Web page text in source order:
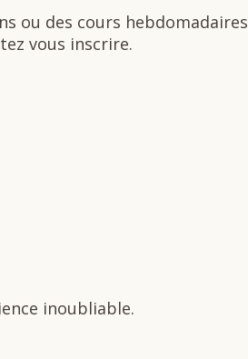
ou des cours hebdomadaires
vous inscrire.
inoubliable.